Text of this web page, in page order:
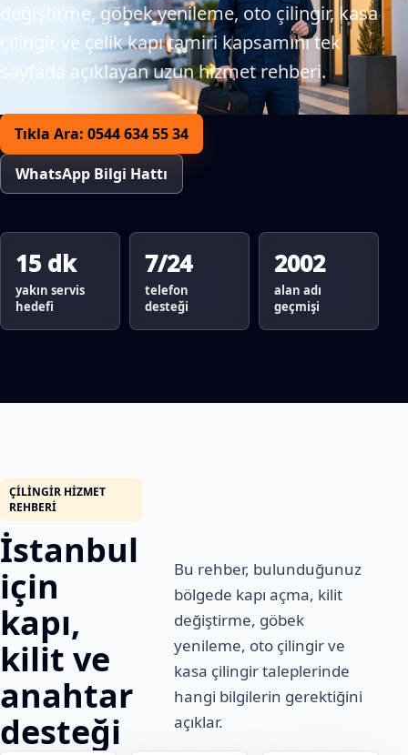
değiştirme, göbek yenileme, oto çilingir, kasa
çilingir ve çelik kapı tamiri kapsamını tek
sayfada açıklayan uzun hizmet rehberi.
Tıkla Ara: 0544 634 55 34
WhatsApp Bilgi Hattı
15 dk
yakın servis
hedefi
7/24
telefon
desteği
2002
alan adı
geçmişi
ÇILINGIR HIZMET
REHBERI
İstanbul
için
kapı,
kilit ve
anahtar
desteği
Bu rehber, bulunduğunuz
bölgede kapı açma, kilit
değiştirme, göbek
yenileme, oto çilingir ve
kasa çilingir taleplerinde
hangi bilgilerin gerektiğini
açıklar.